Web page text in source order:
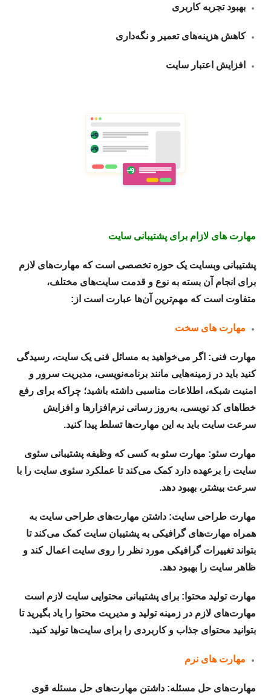
بهبود تجربه کاربری
کاهش هزینه‌های تعمیر و نگه‌داری
افزایش اعتبار سایت
مهارت های لازام برای پشتیبانی سایت
پشتیبانی وبسایت یک حوزه تخصصی است که مهارت‌های لازم
برای انجام آن بسته به نوع و قدمت سایت‌های مختلف،
متفاوت است که مهم‌ترین آن‌ها عبارت است از:
مهارت های سخت
مهارت‌ فنی: اگر می‌خواهید به مسائل فنی یک سایت، رسیدگی
کنید باید در زمینه‌هایی مانند برنامه‌نویسی، مدیریت سرور و
امنیت شبکه، اطلاعات مناسبی داشته باشید؛ چراکه برای رفع
خطاهای کد نویسی، به‌روز رسانی نرم‌افزارها و افزایش
سرعت سایت باید به این مهارت‌ها تسلط پیدا کنید.
مهارت سئو: مهارت سئو به کسی که وظیفه پشتیبانی سئوی
سایت را برعهده دارد کمک می‌کند تا عملکرد سئوی سایت را با
سرعت بیشتر، بهبود دهد.
مهارت طراحی سایت: داشتن مهارت‌های طراحی سایت به
همراه مهارت‌های گرافیکی به پشتیبان سایت کمک می‌کند تا
بتواند تغییرات گرافیکی مورد نظر را روی سایت اعمال کند و
ظاهر سایت را بهبود دهد.
مهارت تولید محتوا: برای پشتیبانی محتوایی سایت لازم است
مهارت‌های لازم در زمینه تولید و مدیریت محتوا را یاد بگیرید تا
بتوانید محتوای جذاب و کاربردی را برای سایت‌ها تولید کنید.
مهارت های نرم
مهارت‌های حل مسئله: داشتن مهارت‌های حل مسئله قوی